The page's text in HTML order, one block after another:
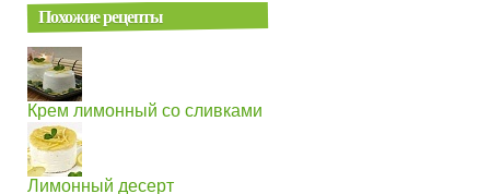
Похожие рецепты
Крем лимонный со сливками
Лимонный десерт